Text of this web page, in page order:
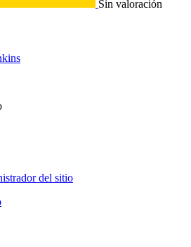
Sin valoración
del sitio